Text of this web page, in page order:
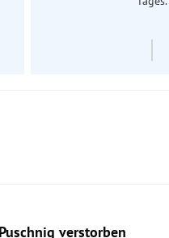
verstorben